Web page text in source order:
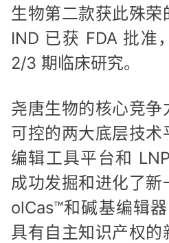
生物第二款获此殊荣
IND 已获 FDA 批准
2/3 期临床研究。
尧唐生物的核心竞争
可控的两大底层技术
编辑工具平台和
成功发掘和进化了
olCas™和碱基编辑
具有自主知识产权的